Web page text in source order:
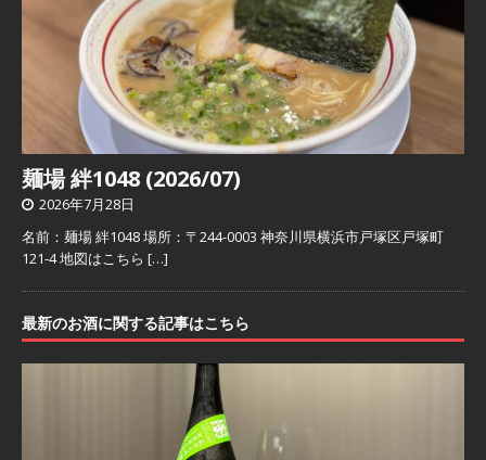
麺場 絆1048 (2026/07)
2026年7月28日
名前：麺場 絆1048 場所：〒244-0003 神奈川県横浜市戸塚区戸塚町
121-4 地図はこちら […]
最新のお酒に関する記事はこちら